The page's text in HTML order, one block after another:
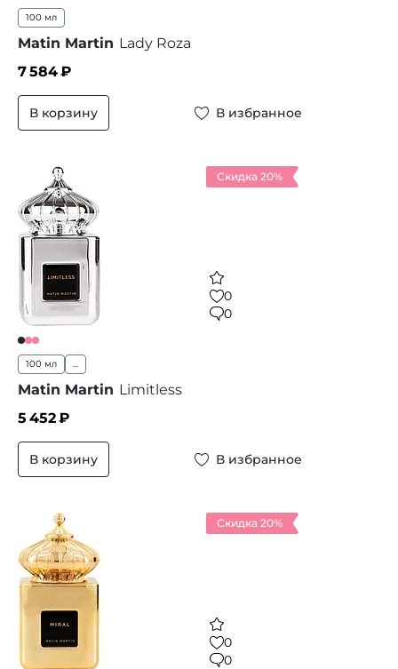
100 мл
Matin Martin Lady Roza
7 584₽
В корзину В избранное
Скидка 20%
0
0
100 мл ...
Matin Martin Limitless
5 452₽
В корзину В избранное
Скидка 20%
0
0